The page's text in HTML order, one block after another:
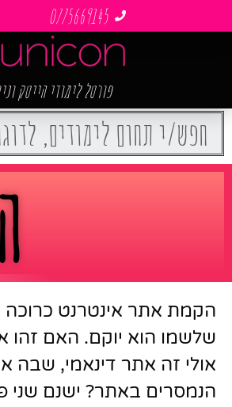
0775669145
פורטל לימודי הייטק
הקמת אתר אינטרנט
שלשמו הוא יוקם. האם זהו
אולי זה אתר דינאמי, שבה
הנמסרים באתר? ישנם